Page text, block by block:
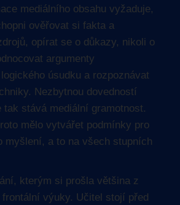
mediálního obsahu vyžaduje,
ověřovat si fakta a
opírat se o důkazy, nikoli o
argumenty
úsudku a rozpoznávat
Nezbytnou dovedností
tak stává mediální gramotnost.
mělo vytvářet podmínky pro
myšlení, a to na všech stupních
kterým si prošla většina z
frontální výuky. Učitel stojí před